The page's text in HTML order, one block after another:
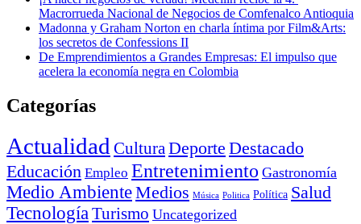
Macrorrueda Nacional de Negocios de Comfenalco Antioquia
Madonna y Graham Norton en charla íntima por Film&Arts:
los secretos de Confessions II
De Emprendimientos a Grandes Empresas: El impulso que
acelera la economía negra en Colombia
Categorías
Actualidad Cultura Deporte Destacado
Educación Empleo Entretenimiento Gastronomía
Medio AmbienteMedios Música Politica Política Salud
Tecnología Turismo Uncategorized